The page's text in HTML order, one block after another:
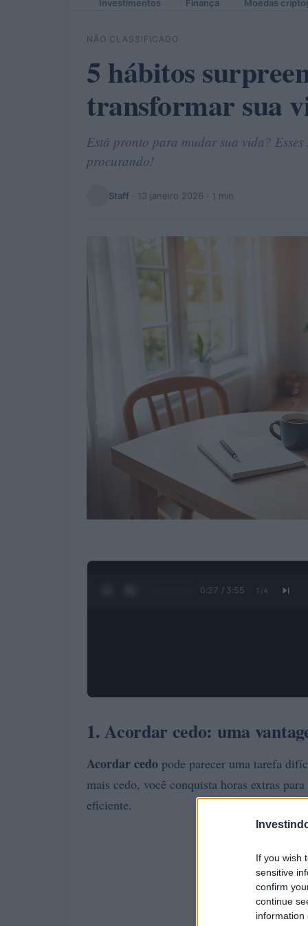
If you wish
sensitive
confirm
continue
information
Investimentos Finança Moedas
NÃO CLASSIFICADO
5 hábitos
transformar sua
Está pronto para mudar sua vida? Esses
procurando!
Staff · 13 janeiro 2026 · 1 min
0:28 / 3:55 1 /4
1. Acordar cedo: uma
Acordar cedo pode parecer uma tarefa
mais cedo, você conquista horas extras
eficiente.